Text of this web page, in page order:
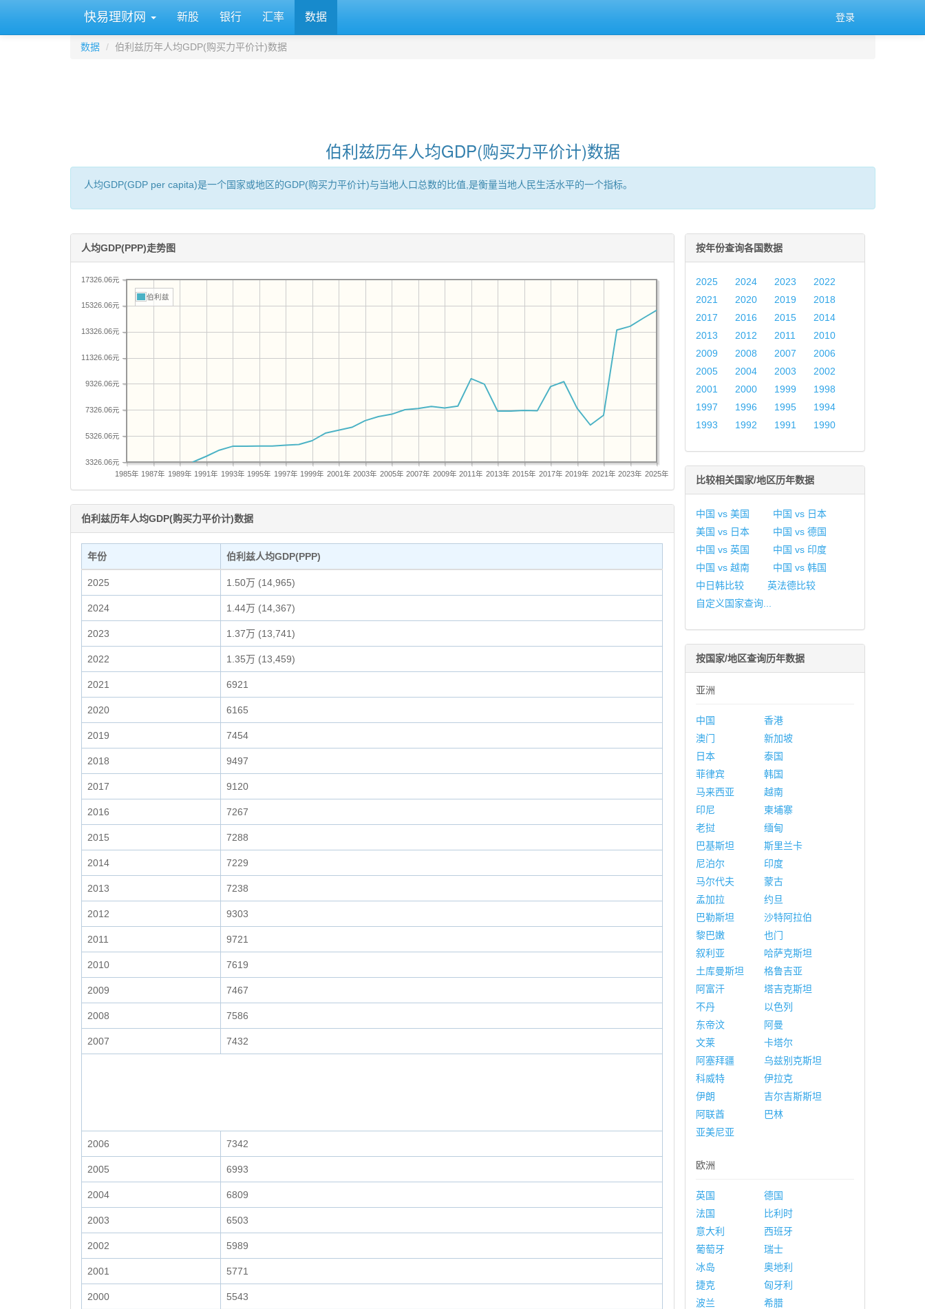
快易理财网 新股 银行 汇率 数据 登录
数据 伯利兹历年人均GDP(购买力平价计)数据
伯利兹历年人均GDP(购买力平价计)数据
人均GDP(GDP per capita)是一个国家或地区的GDP(购买力平价计)与当地人口总数的比值,是衡量当地人民生活水平的一个指标。
人均GDP(PPP)走势图
1985年 1987年 1989年 1991年 1993年 1995年 1997年 1999年 2001年 2003年 2005年 2007年 2009年 2011年 2013年 2015年 2017年 2019年 2021年 2023年 2025年
3326.06元
5326.06元
7326.06元
9326.06元
11326.06元
13326.06元
15326.06元
17326.06元
伯利兹
伯利兹历年人均GDP(购买力平价计)数据
年份 伯利兹人均GDP(PPP)
2025 1.50万 (14,965)
2024 1.44万 (14,367)
2023 1.37万 (13,741)
2022 1.35万 (13,459)
2021 6921
2020 6165
2019 7454
2018 9497
2017 9120
2016 7267
2015 7288
2014 7229
2013 7238
2012 9303
2011 9721
2010 7619
2009 7467
2008 7586
2007 7432
2006 7342
2005 6993
2004 6809
2003 6503
2002 5989
2001 5771
2000 5543
按年份查询各国数据
2025 2024 2023
2022
2021
2020 2019
2018
2017
2016 2015
2014
2013
2012 2011
2010
2009
2008 2007
2006
2005
2004 2003
2002
2001
2000 1999
1998
1997
1996 1995
1994
1993
1992 1991 1990
比较相关国家/地区历年数据
中国 vs 美国
中国 vs 日本
美国 vs 日本
中国 vs 德国
中国 vs 英国
中国 vs 印度
中国 vs 越南
中国 vs 韩国
中日韩比较
英法德比较
自定义国家查询...
按国家/地区查询历年数据
亚洲
中国
香港
澳门
新加坡
日本
泰国
菲律宾
韩国
马来西亚
越南
印尼
柬埔寨
老挝
缅甸
巴基斯坦
斯里兰卡
尼泊尔
印度
马尔代夫
蒙古
孟加拉
约旦
巴勒斯坦
沙特阿拉伯
黎巴嫩
也门
叙利亚
哈萨克斯坦
土库曼斯坦
格鲁吉亚
阿富汗
塔吉克斯坦
不丹
以色列
东帝汶
阿曼
文莱
卡塔尔
阿塞拜疆
乌兹别克斯坦
科威特
伊拉克
伊朗
吉尔吉斯斯坦
阿联酋
巴林
亚美尼亚
欧洲
英国
德国
法国
比利时
意大利
西班牙
葡萄牙
瑞士
冰岛
奥地利
捷克
匈牙利
波兰
希腊